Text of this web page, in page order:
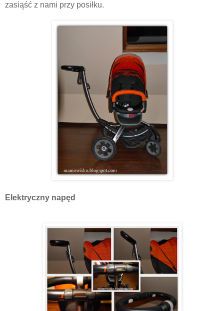
zasiąść z nami przy posiłku.
Elektryczny napęd